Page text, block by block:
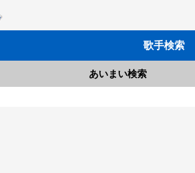
歌手検索
あいまい検索